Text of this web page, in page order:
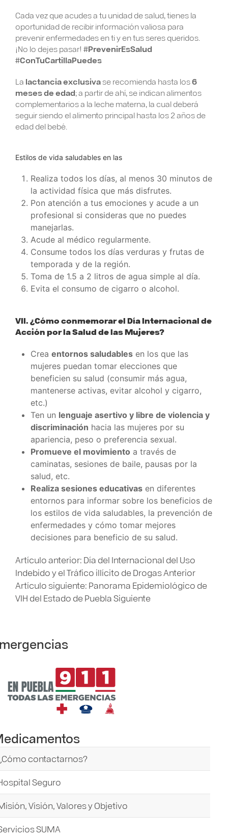
Cada vez que acudes a tu unidad de salud, tienes la
oportunidad de recibir información valiosa para
prevenir enfermedades en ti y en tus seres queridos.
¡No lo dejes pasar! #PrevenirEsSalud
#ConTuCartillaPuedes
La lactancia exclusivase recomienda hasta los6
meses de edad; a partir de ahí, se indican alimentos
complementarios a la leche materna, la cual deberá
seguir siendo el alimento principal hasta los 2 años de
edad del bebé.
Estilos de vida saludables en las
Realiza todos los días, al menos 30 minutos de
la actividad física que más disfrutes.
Pon atención a tus emociones y acude a un
profesional si consideras que no puedes
manejarlas.
Acude al médico regularmente.
Consume todos los días verduras y frutas de
temporada y de la región.
Toma de 1.5 a 2 litros de agua simple al día.
Evita el consumo de cigarro o alcohol.
VII. ¿Cómo conmemorar el Día Internacional de
Acción por la Salud de las Mujeres?
Crea entornos saludables en los que las
mujeres puedan tomar elecciones que
beneficien su salud (consumir más agua,
mantenerse activas, evitar alcohol y cigarro,
etc.)
Ten un lenguaje asertivo y libre de violencia y
discriminación hacia las mujeres por su
apariencia, peso o preferencia sexual.
Promueve el movimiento a través de
caminatas, sesiones de baile, pausas por la
salud, etc.
Realiza sesiones educativas en diferentes
entornos para informar sobre los beneficios de
los estilos de vida saludables, la prevención de
enfermedades y cómo tomar mejores
decisiones para beneficio de su salud.
Artículo anterior: Día del Internacional del Uso
Indebido y el Tráfico illícito de DrogasAnterior
Artículo siguiente: Panorama Epidemiológico de
VIH del Estado de PueblaSiguiente
contactarnos?
Seguro
Visión, Valores y Objetivo
SUMA